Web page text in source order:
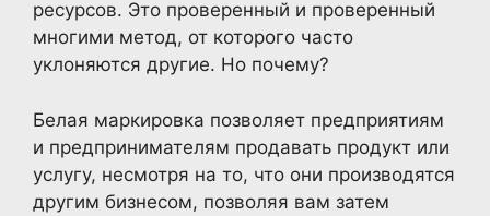
ресурсов. Это проверенный и проверенный
многими метод, от которого часто
уклоняются другие. Но почему?
Белая маркировка позволяет предприятиям
и предпринимателям продавать продукт или
услугу, несмотря на то, что они производятся
другим бизнесом, позволяя вам затем